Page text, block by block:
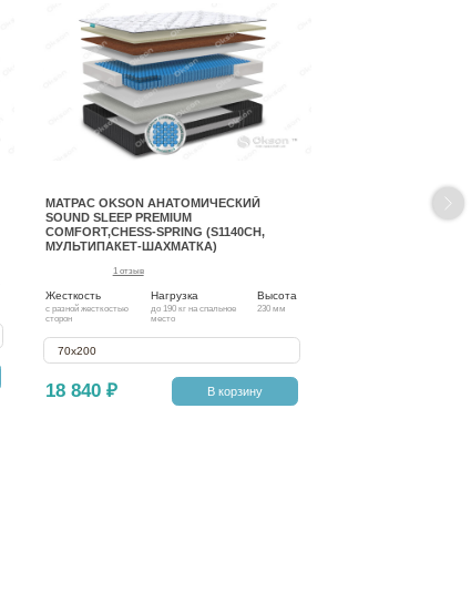
МАТРАС OKSON АНАТОМИЧЕСКИЙ
SOUND SLEEP PREMIUM
COMFORT,CHESS-SPRING (S1140CH,
МУЛЬТИПАКЕТ-ШАХМАТКА)
1 отзыв
18 840 ₽
Жесткость
с разной жесткостью
сторон
Нагрузка
до 190 кг на спальное
место
Высота
230 мм
70х200
В корзину